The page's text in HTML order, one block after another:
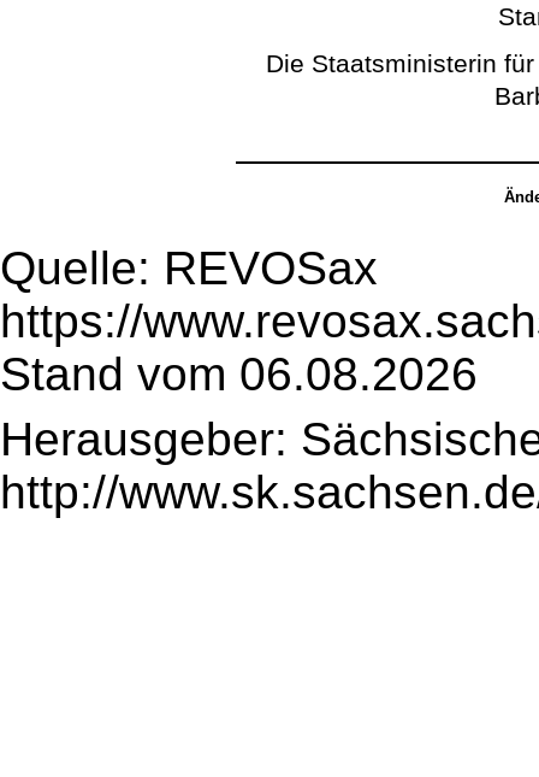
Die Staatsministerin
Quelle: REVOSax
https://
Stand vom 06.08.2026
Herausgeber:
http://